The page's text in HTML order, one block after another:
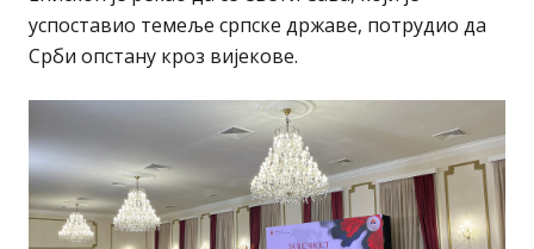
успоставио темеље српске државе, потрудио да
Срби опстану кроз вијекове.